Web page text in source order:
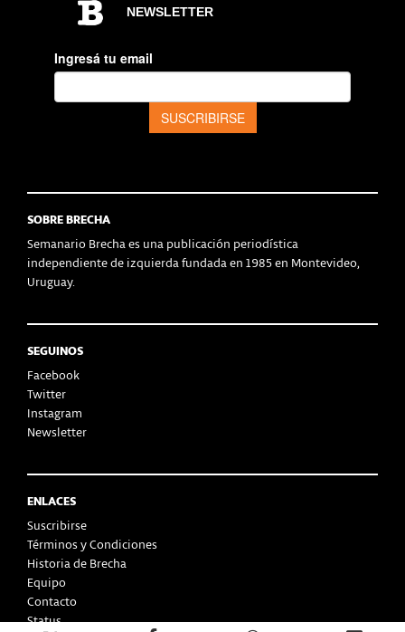
SOBRE BRECHA
Semanario Brecha es una publicación periodística
independiente de izquierda fundada en 1985 en Montevideo,
Uruguay.
SEGUINOS
Facebook
Twitter
Instagram
Newsletter
ENLACES
Suscribirse
Términos y Condiciones
Historia de Brecha
Equipo
Contacto
Status